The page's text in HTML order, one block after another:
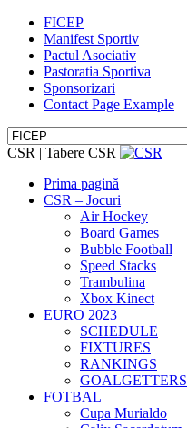
FICEP
Manifest Sportiv
Pactul Asociativ
Pastoratia Sportiva
Sponsorizari
Contact Page Example
CSR | Tabere CSR
Prima pagină
CSR – Jocuri
Air Hockey
Board Games
Bubble Football
Speed Stacks
Trambulina
Xbox Kinect
EURO 2023
SCHEDULE
FIXTURES
RANKINGS
GOALGETTERS
FOTBAL
Cupa Murialdo